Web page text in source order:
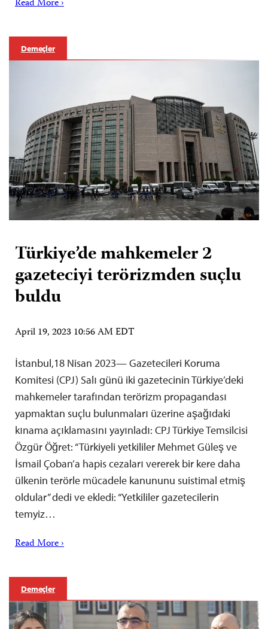
Read More ›
Demeçler
Türkiye’de mahkemeler 2
gazeteciyi terörizmden suçlu
buldu
April 19, 2023 10:56 AM EDT
İstanbul,18 Nisan 2023— Gazetecileri Koruma
Komitesi (CPJ) Salı günü iki gazetecinin Türkiye’deki
mahkemeler tarafından terörizm propagandası
yapmaktan suçlu bulunmaları üzerine aşağıdaki
kınama açıklamasını yayınladı: CPJ Türkiye Temsilcisi
Özgür Öğret: “Türkiyeli yetkililer Mehmet Güleş ve
İsmail Çoban’a hapis cezaları vererek bir kere daha
ülkenin terörle mücadele kanununu suistimal etmiş
oldular” dedi ve ekledi: “Yetkililer gazetecilerin
temyiz…
Read More ›
Demeçler